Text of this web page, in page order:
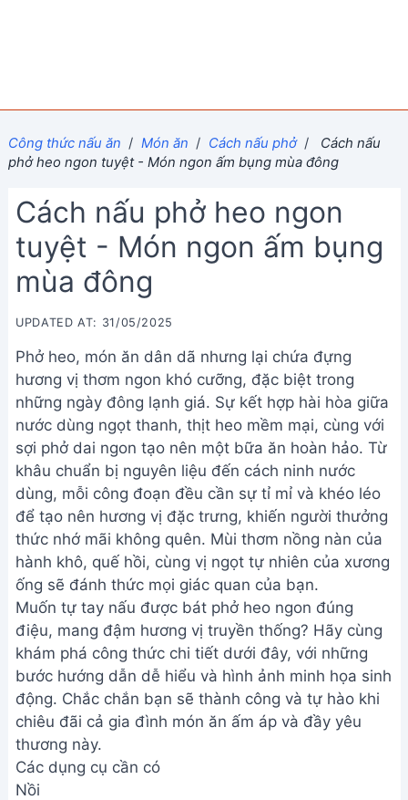
Công thức nấu ăn / Món ăn / Cách nấu phở /
Cách nấu
phở heo ngon tuyệt - Món ngon ấm bụng mùa đông
Cách nấu phở heo ngon
tuyệt - Món ngon ấm bụng
mùa đông
UPDATED AT: 31/05/2025
Phở heo, món ăn dân dã nhưng lại chứa đựng
hương vị thơm ngon khó cưỡng, đặc biệt trong
những ngày đông lạnh giá. Sự kết hợp hài hòa giữa
nước dùng ngọt thanh, thịt heo mềm mại, cùng với
sợi phở dai ngon tạo nên một bữa ăn hoàn hảo. Từ
khâu chuẩn bị nguyên liệu đến cách ninh nước
dùng, mỗi công đoạn đều cần sự tỉ mỉ và khéo léo
để tạo nên hương vị đặc trưng, khiến người thưởng
thức nhớ mãi không quên. Mùi thơm nồng nàn của
hành khô, quế hồi, cùng vị ngọt tự nhiên của xương
ống sẽ đánh thức mọi giác quan của bạn.
Muốn tự tay nấu được bát phở heo ngon đúng
điệu, mang đậm hương vị truyền thống? Hãy cùng
khám phá công thức chi tiết dưới đây, với những
bước hướng dẫn dễ hiểu và hình ảnh minh họa sinh
động. Chắc chắn bạn sẽ thành công và tự hào khi
chiêu đãi cả gia đình món ăn ấm áp và đầy yêu
thương này.
Các dụng cụ cần có
Nồi